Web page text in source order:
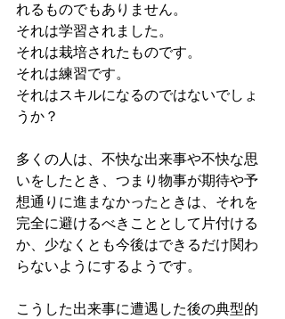
れるものでもありません。
それは学習されました。
それは栽培されたものです。
それは練習です。
それはスキルになるのではないでしょ
うか？
多くの人は、不快な出来事や不快な思
いをしたとき、つまり物事が期待や予
想通りに進まなかったときは、それを
完全に避けるべきこととして片付ける
か、少なくとも今後はできるだけ関わ
らないようにするようです。
こうした出来事に遭遇した後の典型的